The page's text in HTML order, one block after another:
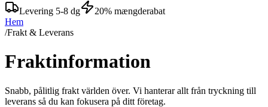
Levering 5-8 dg
20% mængderabat
Hem
/Frakt & Leverans
Fraktinformation
Snabb, pålitlig frakt världen över. Vi hanterar allt från tryckning till
leverans så du kan fokusera på ditt företag.